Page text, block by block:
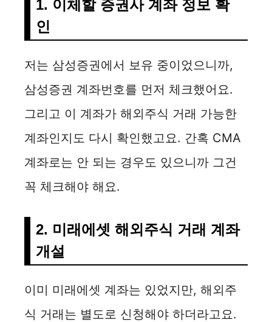
1. 이체할 증권사 계좌 정보 확
인
저는 삼성증권에서 보유 중이었으니까,
삼성증권 계좌번호를 먼저 체크했어요.
그리고 이 계좌가 해외주식 거래 가능한
계좌인지도 다시 확인했고요. 간혹 CMA
계좌로는 안 되는 경우도 있으니까 그건
꼭 체크해야 해요.
2. 미래에셋 해외주식 거래 계좌
개설
이미 미래에셋 계좌는 있었지만, 해외주
식 거래는 별도로 신청해야 하더라고요.